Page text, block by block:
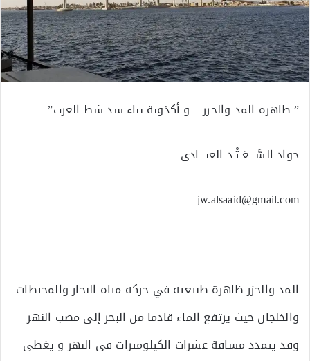
” ظاهرة المد والجزر – و أكذوبة بناء سد شط العرب”
جواد السَّـــعَـيّْـد العبـــادي
jw.alsaaid@gmail.com
المد والجزر ظاهرة طبيعية في حركة مياه البحار والمحيطات
والخلجان حيث يرتفع الماء قادما من البحر إلى مصب النهر
وقد يتمدد مسافة عشرات الكيلومترات في النهر و يغطي